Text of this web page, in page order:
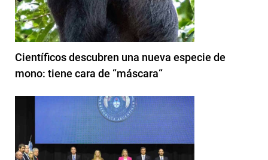
Científicos descubren una nueva especie de
mono: tiene cara de “máscara“